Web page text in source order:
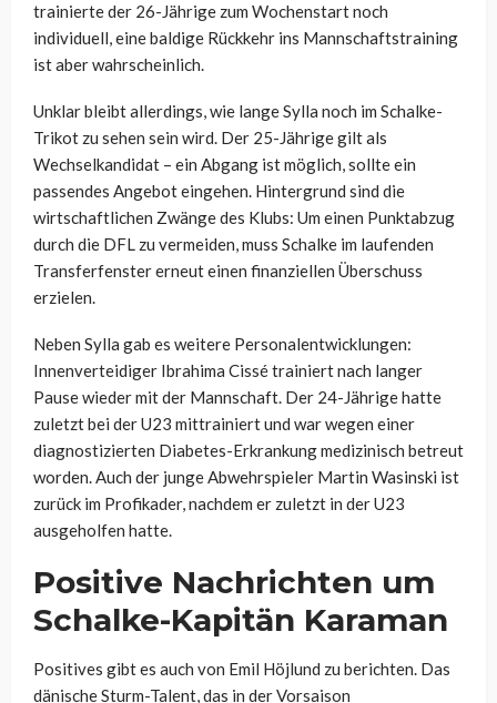
trainierte der 26-Jährige zum Wochenstart noch
individuell, eine baldige Rückkehr ins Mannschaftstraining
ist aber wahrscheinlich.
Unklar bleibt allerdings, wie lange Sylla noch im Schalke-
Trikot zu sehen sein wird. Der 25-Jährige gilt als
Wechselkandidat – ein Abgang ist möglich, sollte ein
passendes Angebot eingehen. Hintergrund sind die
wirtschaftlichen Zwänge des Klubs: Um einen Punktabzug
durch die DFL zu vermeiden, muss Schalke im laufenden
Transferfenster erneut einen finanziellen Überschuss
erzielen.
Neben Sylla gab es weitere Personalentwicklungen:
Innenverteidiger Ibrahima Cissé trainiert nach langer
Pause wieder mit der Mannschaft. Der 24-Jährige hatte
zuletzt bei der U23 mittrainiert und war wegen einer
diagnostizierten Diabetes-Erkrankung medizinisch betreut
worden. Auch der junge Abwehrspieler Martin Wasinski ist
zurück im Profikader, nachdem er zuletzt in der U23
ausgeholfen hatte.
Positive Nachrichten um
Schalke-Kapitän Karaman
Positives gibt es auch von Emil Höjlund zu berichten. Das
dänische Sturm-Talent, das in der Vorsaison